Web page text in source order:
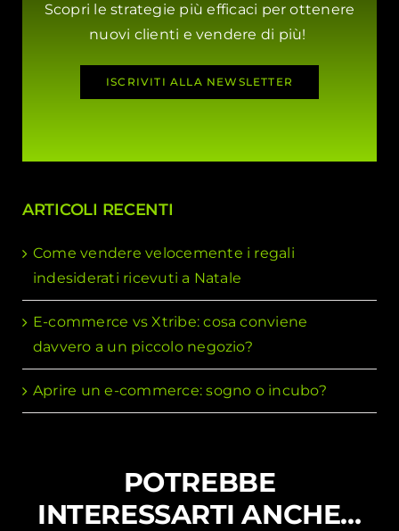
Scopri le strategie più efficaci per ottenere
nuovi clienti e vendere di più!
ISCRIVITI ALLA NEWSLETTER
ARTICOLI RECENTI
Come vendere velocemente i regali
indesiderati ricevuti a Natale
E-commerce vs Xtribe: cosa conviene
davvero a un piccolo negozio?
Aprire un e-commerce: sogno o incubo?
POTREBBE
INTERESSARTI ANCHE…